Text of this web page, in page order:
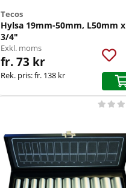
Tecos
Hylsa 19mm-50mm, L50mm x
3/4"
Exkl. moms
fr. 73 kr
Rek. pris:fr. 138 kr
  